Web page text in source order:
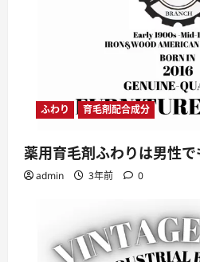
ふわり 育毛剤配合成分
薬用育毛剤ふわりは男性で
admin 3年前 0